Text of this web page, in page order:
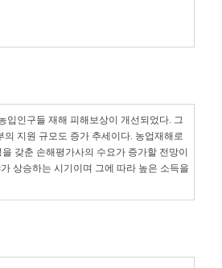
입인구들 재해 피해보상이 개선되었다. 그
지원 규모도 증가 추세이다. 농업재해로
갖춘 손해평가사의 수요가 증가할 전망이
상승하는 시기이며 그에 따라 높은 소득을